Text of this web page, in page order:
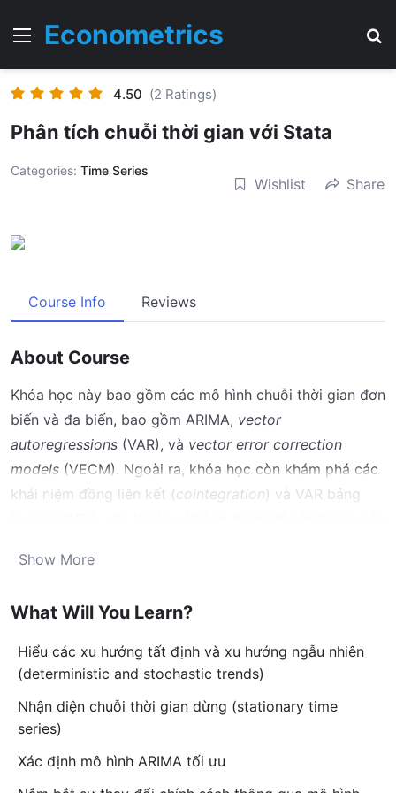
Menu
Econometrics
4.50 (2 Ratings)
Phân tích chuỗi thời gian với Stata
Categories: Time Series
Wishlist Share
Course Info Reviews
About Course
Khóa học này bao gồm các mô hình chuỗi thời gian đơn
biến và đa biến, bao gồm ARIMA, vector
autoregressions (VAR), và vector error correction
models (VECM). Ngoài ra, khóa học còn khám phá các
khái niệm đồng liên kết (cointegration) và VAR bảng
giới thiệu về chuỗi thời gian, tính dừng (
định bậc hội tụ (order of integration
gian trước khi đi sâu vào mô hình
autoregressive
integrated moving average(ARIMA). Phân tích can
mô hình ARIMA, cho phép phát hiện sự kỳ vọng của các
sự kiện như thay đổi chính sách.
Các mô hình đa biến như VAR và VECM sẽ được nghiên
Show More
What Will You Learn?
Hiểu các xu hướng tất định và xu hướng ngẫu nhiên
(deterministic and stochastic trends)
Nhận diện chuỗi thời gian dừng (stationary time
series)
Xác định mô hình ARIMA tối ưu